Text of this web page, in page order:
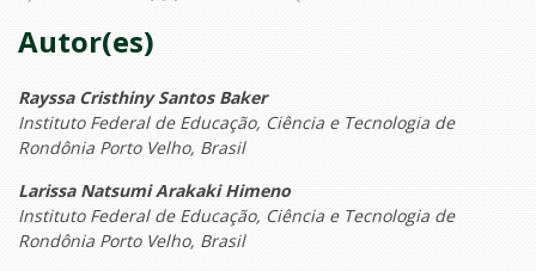
Autor(es)
Rayssa Cristhiny Santos Baker
Instituto Federal de Educação, Ciência e Tecnologia de
Rondônia Porto Velho, Brasil
Larissa Natsumi Arakaki Himeno
Instituto Federal de Educação, Ciência e Tecnologia de
Rondônia Porto Velho, Brasil